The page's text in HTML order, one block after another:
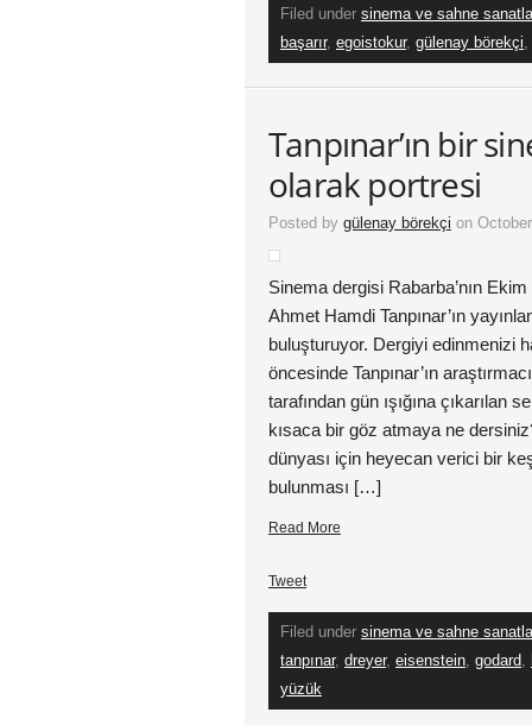
Filed under sinema ve sahne
başarır, egoistokur, gülenay börekçi,
Tanpınar’ın bir
olarak portresi
Posted by gülenay börekçi on
Sinema dergisi Rabarba’nın
Ahmet Hamdi Tanpınar’ın
buluşturuyor. Dergiyi edinmenizi
öncesinde Tanpınar’ın
tarafından gün ışığına çıkarılan
kısaca bir göz atmaya ne
dünyası için heyecan verici bir
bulunması […]
Read More
Tweet
Filed under sinema ve sahne
tanpınar, dreyer, eisenstein, godard,
yüzük